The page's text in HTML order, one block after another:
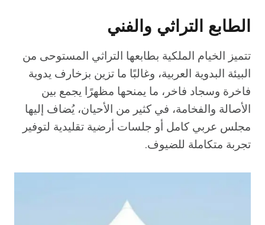
الطابع التراثي والفني
تتميز الخيام الملكية بطابعها التراثي المستوحى من
البيئة البدوية العربية، وغالبًا ما تزين بزخارف يدوية
فاخرة وسجاد فاخر، ما يمنحها مظهرًا يجمع بين
الأصالة والفخامة، في كثير من الأحيان، يُضاف إليها
مجلس عربي كامل أو جلسات أرضية تقليدية لتوفير
تجربة متكاملة للضيوف.